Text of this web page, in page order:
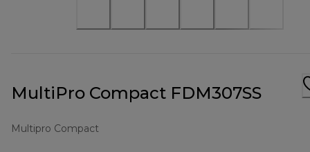
MultiPro Compact FDM307SS
Multipro Compact